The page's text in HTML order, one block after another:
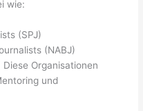
wie:
(SPJ)
(NABJ)
Organisationen
und